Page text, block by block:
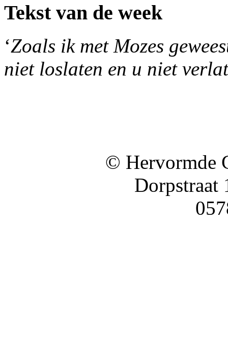
Tekst van de week
‘Zoals ik met Mozes
niet loslaten en u niet
© Hervormde
Dorpstraat